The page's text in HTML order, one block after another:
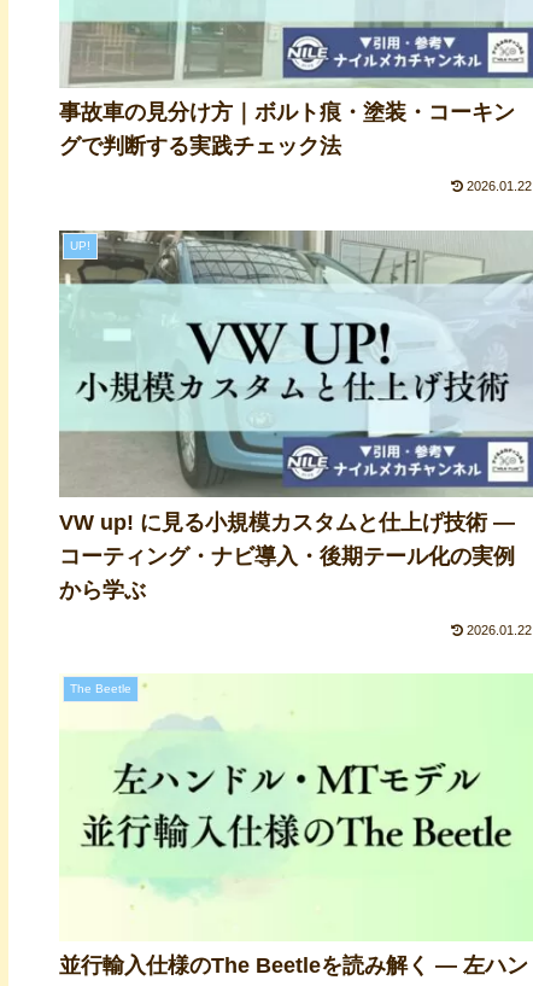
事故車の見分け方｜ボルト痕・塗装・コーキン
グで判断する実践チェック法
2026.01.22
UP!
VW up! に見る小規模カスタムと仕上げ技術 ―
コーティング・ナビ導入・後期テール化の実例
から学ぶ
2026.01.22
The Beetle
並行輸入仕様のThe Beetleを読み解く ― 左ハン